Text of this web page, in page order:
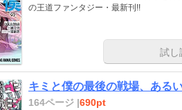
の王道ファンタジー・最新刊!!
試し
キミと僕の最後の戦場、ある
164ページ |690pt